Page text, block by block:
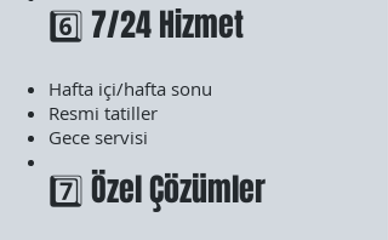
6️⃣ 7/24 Hizmet
Hafta içi/hafta sonu
Resmi tatiller
Gece servisi
7️⃣ Özel Çözümler